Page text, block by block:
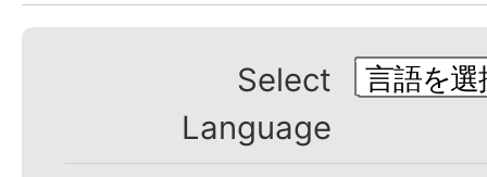
Select
Language